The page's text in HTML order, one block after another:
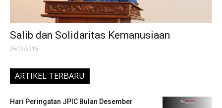
Salib dan Solidaritas Kemanusiaan
26/09/2015
ARTIKEL TERBARU
Hari Peringatan JPIC Bulan Desember